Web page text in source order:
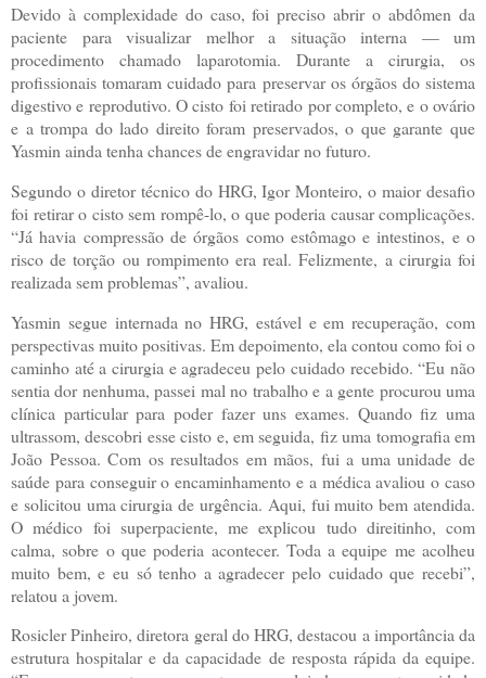
Devido à complexidade do caso, foi preciso abrir o abdômen da
paciente para visualizar melhor a situação interna — um
procedimento chamado laparotomia. Durante a cirurgia, os
profissionais tomaram cuidado para preservar os órgãos do sistema
digestivo e reprodutivo. O cisto foi retirado por completo, e o ovário
e a trompa do lado direito foram preservados, o que garante que
Yasmin ainda tenha chances de engravidar no futuro.
Segundo o diretor técnico do HRG, Igor Monteiro, o maior desafio
foi retirar o cisto sem rompê-lo, o que poderia causar complicações.
“Já havia compressão de órgãos como estômago e intestinos, e o
risco de torção ou rompimento era real. Felizmente, a cirurgia foi
realizada sem problemas”, avaliou.
Yasmin segue internada no HRG, estável e em recuperação, com
perspectivas muito positivas. Em depoimento, ela contou como foi o
caminho até a cirurgia e agradeceu pelo cuidado recebido. “Eu não
sentia dor nenhuma, passei mal no trabalho e a gente procurou uma
clínica particular para poder fazer uns exames. Quando fiz uma
ultrassom, descobri esse cisto e, em seguida, fiz uma tomografia em
João Pessoa. Com os resultados em mãos, fui a uma unidade de
saúde para conseguir o encaminhamento e a médica avaliou o caso
e solicitou uma cirurgia de urgência. Aqui, fui muito bem atendida.
O médico foi superpaciente, me explicou tudo direitinho, com
calma, sobre o que poderia acontecer. Toda a equipe me acolheu
muito bem, e eu só tenho a agradecer pelo cuidado que recebi”,
relatou a jovem.
Rosicler Pinheiro, diretora geral do HRG, destacou a importância da
estrutura hospitalar e da capacidade de resposta rápida da equipe.